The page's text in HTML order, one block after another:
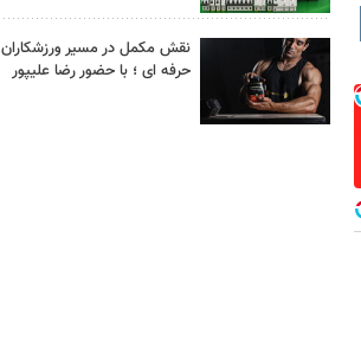
نقش مکمل در مسیر ورزشکاران
حرفه ای ؛ با حضور رضا علیپور